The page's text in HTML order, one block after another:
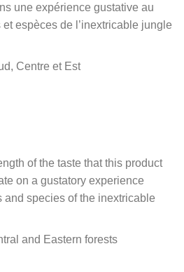
une expérience gustative au
espèces de l’inextricable jungle
Centre et Est
of the taste that this product
on a gustatory experience
and species of the inextricable
and Eastern forests